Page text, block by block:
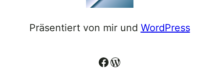
Präsentiert von mir und WordPress
Facebook
WordPress